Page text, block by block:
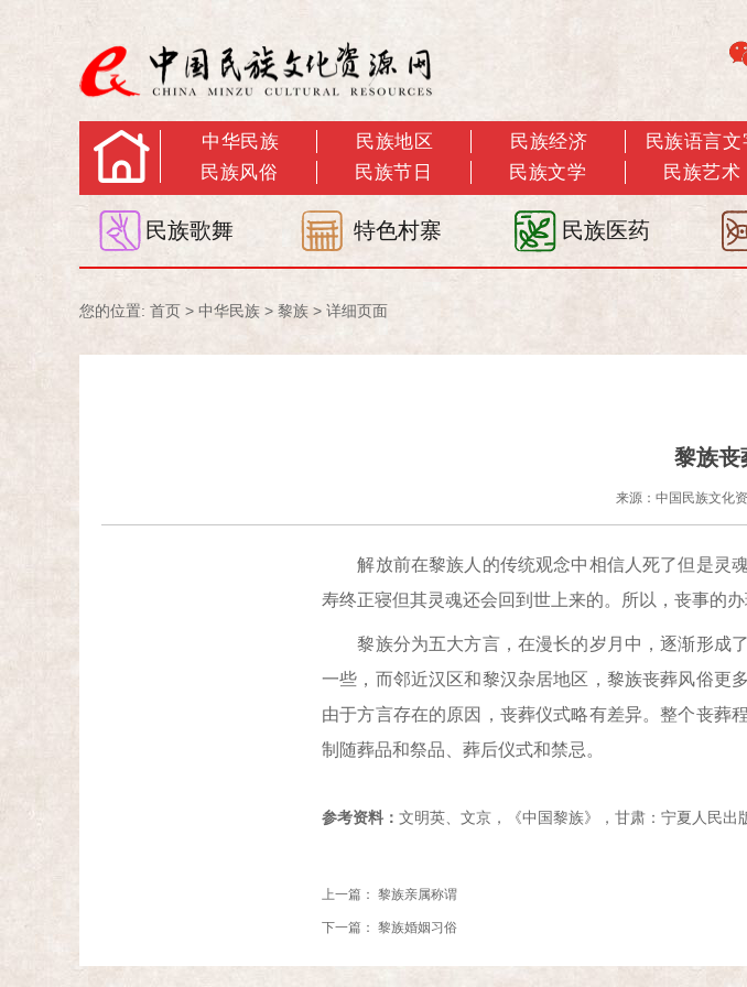
中华民族 民族地区 民族经济 民族语言文
民族风俗
民族节日 民族文学 民族艺术
民族歌舞 特色村寨 民族医药
您的位置: 首页 > 中华民族 > 黎族 > 详细页面
黎族丧
来源：中国民族文化
解放前在黎族人的传统观念中相信人死了但是灵
寿终正寝但其灵魂还会回到世上来的。所以，丧事的
黎族分为五大方言，在漫长的岁月中，逐渐形成
一些，而邻近汉区和黎汉杂居地区，黎族丧葬风俗更
由于方言存在的原因，丧葬仪式略有差异。整个丧葬
制随葬品和祭品、葬后仪式和禁忌。
参考资料： 文明英、文京，《中国黎族》，甘肃：宁夏人民出
上一篇： 黎族亲属称谓
下一篇： 黎族婚姻习俗